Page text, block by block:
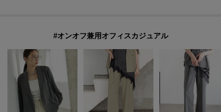
#オンオフ兼用オフィスカジュアル